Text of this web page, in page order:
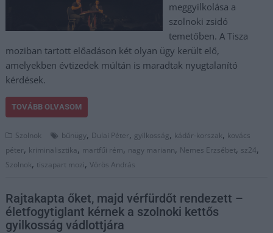
meggyilkolása a
szolnoki zsidó
temetőben. A Tisza
moziban tartott előadáson két olyan ügy került elő,
amelyekben évtizedek múltán is maradtak nyugtalanító
kérdések.
TOVÁBB OLVASOM
Szolnok bűnügy, Dulai Péter, gyilkosság, kádár-korszak, kovács
péter, kriminalisztika, martfűi rém, nagy mariann, Nemes Erzsébet, sz24,
Szolnok, tiszapart mozi,Vörös András
Rajtakapta őket, majd vérfürdőt rendezett –
életfogytiglant kérnek a szolnoki kettős
gyilkosság vádlottjára